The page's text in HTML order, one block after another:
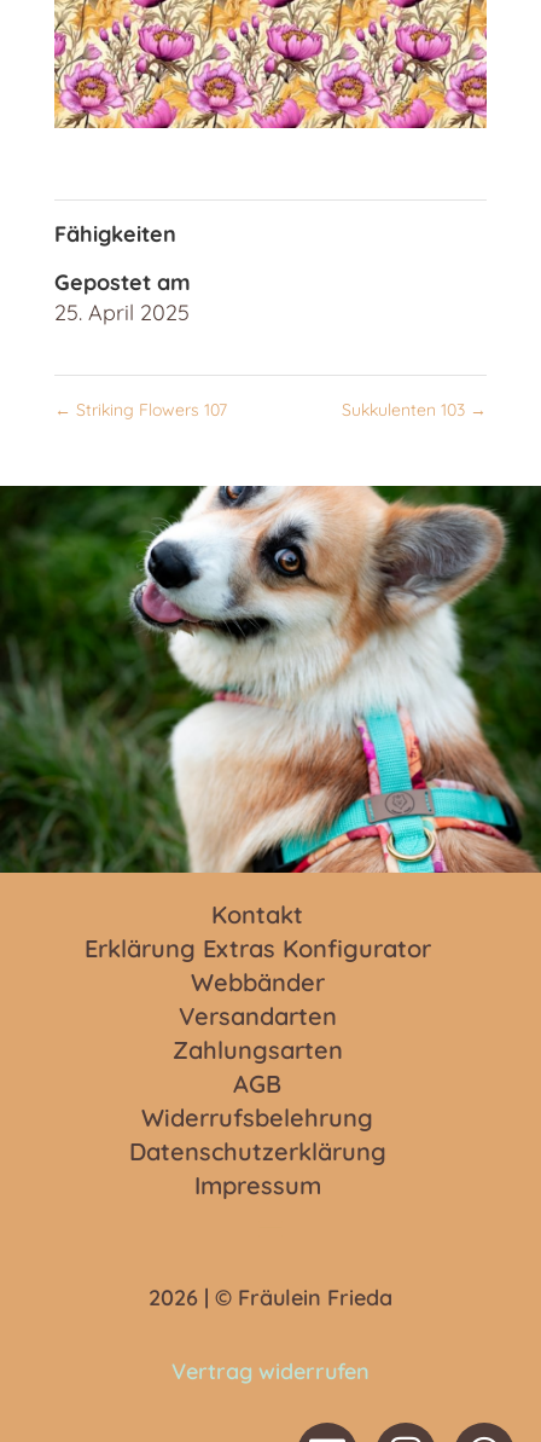
Fähigkeiten
Gepostet am
25. April 2025
← Striking Flowers 107 Sukkulenten 103 →
Kontakt
Erklärung Extras Konfigurator
Webbänder
Versandarten
Zahlungsarten
AGB
Widerrufsbelehrung
Datenschutzerklärung
Impressum
2026 | © Fräulein Frieda
Vertrag widerrufen